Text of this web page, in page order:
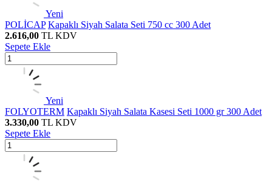
Yeni
POLİCAP Kapaklı Siyah Salata Seti 750 cc 300 Adet
2.616,00 TL KDV
Sepete Ekle
Yeni
FOLYOTERM Kapaklı Siyah Salata Kasesi Seti 1000 gr 300 Adet
3.330,00 TL KDV
Sepete Ekle